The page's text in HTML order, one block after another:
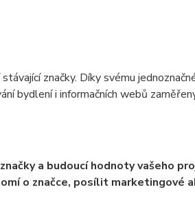
značky. Díky svému
bydlení i informačních webů
a budoucí hodnoty vašeho
o značce, posílit marketingové